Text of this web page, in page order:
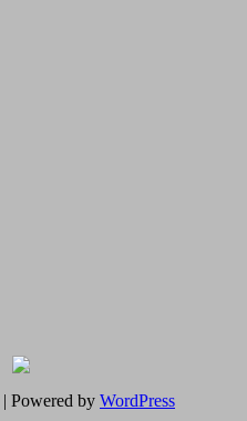
| Powered by WordPress